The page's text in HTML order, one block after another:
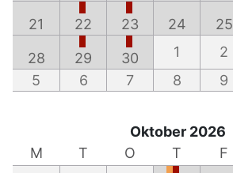
21 22 23 24 25
28 29 30 1 2
5
6 7 8 9
Oktober 2026
M
T O T F